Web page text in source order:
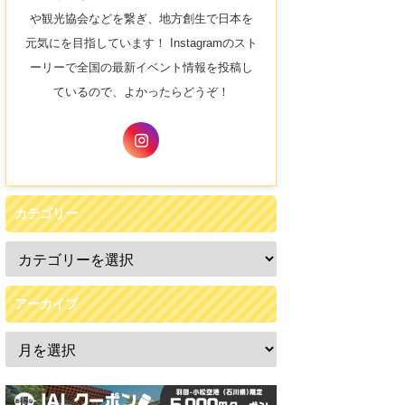
や観光協会などを繋ぎ、地方創生で日本を
元気にを目指しています！ Instagramのスト
ーリーで全国の最新イベント情報を投稿し
ているので、よかったらどうぞ！
カテゴリー
アーカイブ